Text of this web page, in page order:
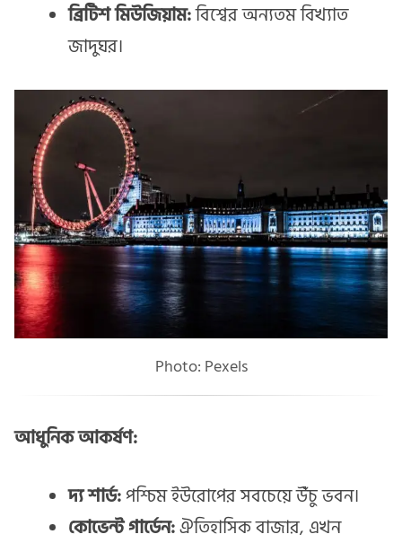
ব্রিটিশ মিউজিয়াম:বিশ্বের অন্যতম বিখ্যাত
জাদুঘর।
Photo: Pexels
আধুনিক আকর্ষণ:
দ্য শার্ড:পশ্চিম ইউরোপের সবচেয়ে উঁচু ভবন।
কোভেন্ট গার্ডেন:ঐতিহাসিক বাজার, এখন